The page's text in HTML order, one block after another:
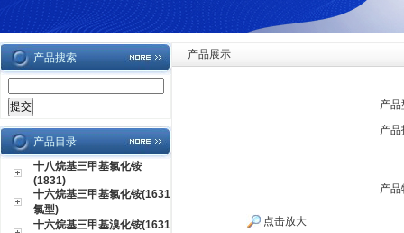
产品搜索
产品目录
十八烷基三甲基氯化铵
(1831)
十六烷基三甲基氯化铵(1631
氯型)
十六烷基三甲基溴化铵(1631
产品展示
点击放大
产品
产品
产品